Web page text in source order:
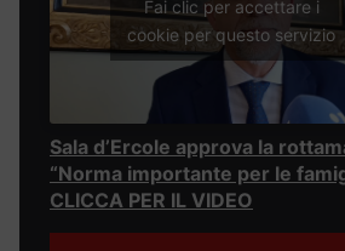
Fai clic per accettare i
cookie per questo servizio
Sala d’Ercole approva la
“Norma importante per le
CLICCA PER IL VIDEO